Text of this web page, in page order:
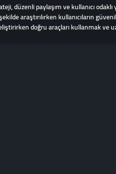
düzenli paylaşım ve kullanıcı
araştırılırken kullanıcıların
doğru araçları kullanmak